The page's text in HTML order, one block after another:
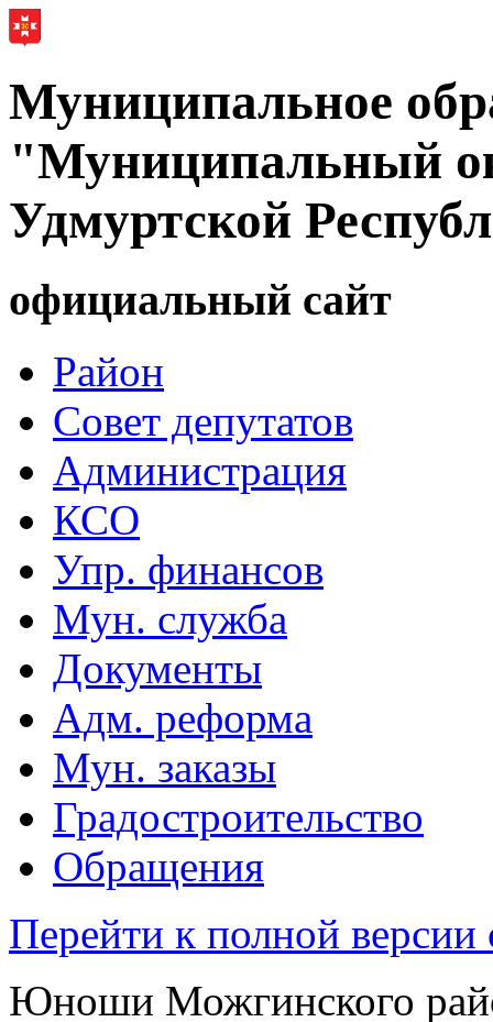
Муниципальное
"Муниципальный
Удмуртской
официальный сайт
Район
Совет депутатов
Администрация
КСО
Упр. финансов
Мун. служба
Документы
Адм. реформа
Мун. заказы
Градостроительство
Обращения
Перейти к полной версии
Юноши Можгинского